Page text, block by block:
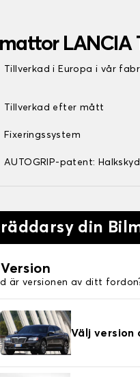
LANCIA
Tillverkad i Europa i vår
Tillverkad efter mått
Fixeringssystem
AUTOGRIP-patent:
din
Version
är versionen av ditt
Välj version